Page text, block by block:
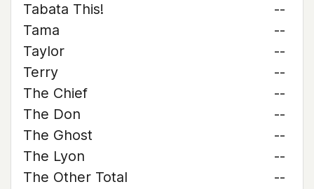
Tabata This!
--
Tama
--
Taylor
--
Terry
--
The Chief
--
The Don
--
The Ghost
--
The Lyon
--
The Other Total
--